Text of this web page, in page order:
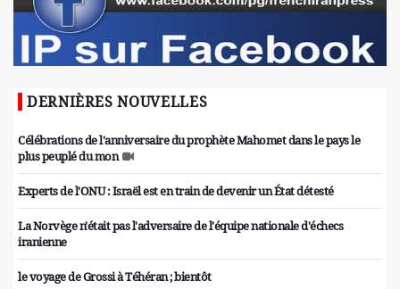
DERNIÈRES NOUVELLES
Célébrations de l'anniversaire du prophète Mahomet dans le pays le
plus peuplé du mon
Experts de l'ONU : Israël est en train de devenir un État détesté
La Norvège n'était pas l'adversaire de l'équipe nationale d'échecs
iranienne
le voyage de Grossi à Téhéran ; bientôt